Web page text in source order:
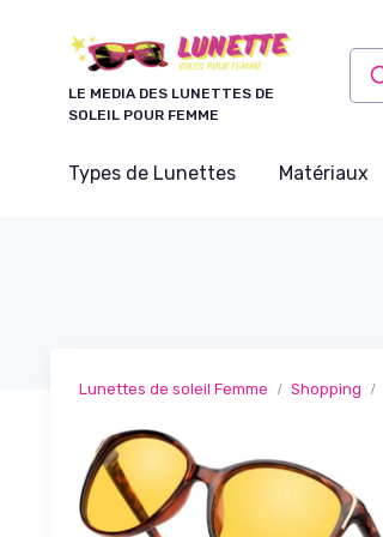
LE MEDIA DES LUNETTES DE
SOLEIL POUR FEMME
Types de Lunettes Matériaux
Lunettes de soleil Femme Shopping